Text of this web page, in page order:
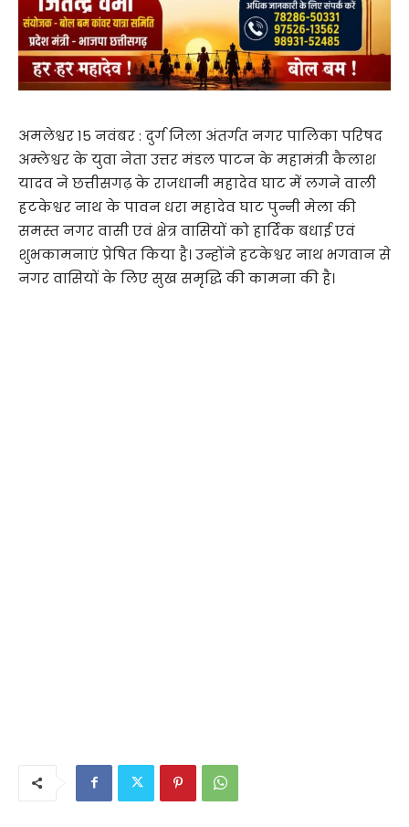
अमलेश्वर 15 नवंबर : दुर्ग जिला अंतर्गत नगर पालिका परिषद
अम्लेश्वर के युवा नेता उत्तर मंडल पाटन के महामंत्री कैलाश
यादव ने छत्तीसगढ़ के राजधानी महादेव घाट में लगने वाली
हटकेश्वर नाथ के पावन धरा महादेव घाट पुन्नी मेला की
समस्त नगर वासी एवं क्षेत्र वासियों को हार्दिक बधाई एवं
शुभकामनाएं प्रेषित किया है। उन्होंने हटकेश्वर नाथ भगवान से
नगर वासियों के लिए सुख समृद्धि की कामना की है।